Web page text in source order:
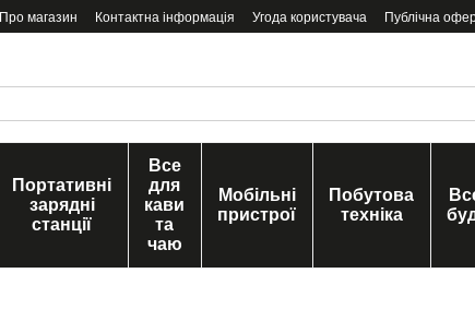
Про магазин Контактна інформація Угода користувача Публічна
Портативні
зарядні
станції
Все
для
кави
та
чаю
Мобільні
пристрої
Побутова
техніка